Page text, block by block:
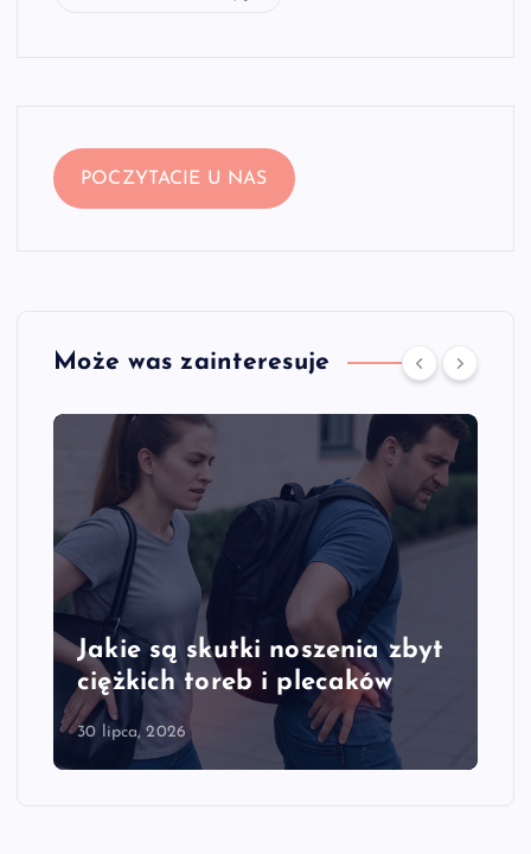
POCZYTACIE U NAS
Może was zainteresuje
Jakie są objawy przeciążenia
kręgosłupa szyjnego
28 lipca, 2026